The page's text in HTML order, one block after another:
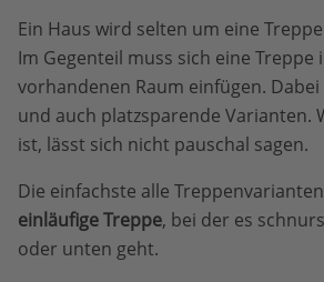
Ein Haus wird selten um eine
Im Gegenteil muss sich eine Treppe
vorhandenen Raum einfügen.
und auch platzsparende Varianten.
ist, lässt sich nicht pauschal sagen.
Die einfachste alle
einläufige Treppe, bei der es
oder unten geht.